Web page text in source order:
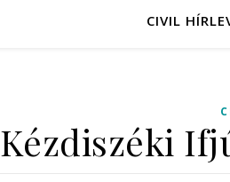
CIVIL
Kézdiszéki